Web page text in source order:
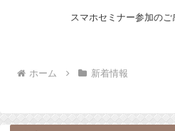
スマホセミナー参加のご
ホーム 新着情報